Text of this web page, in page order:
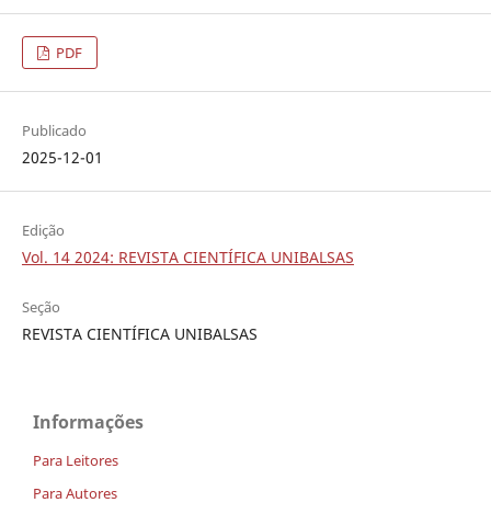
PDF
Publicado
2025-12-01
Edição
Vol. 14 2024: REVISTA CIENTÍFICA UNIBALSAS
Seção
REVISTA CIENTÍFICA UNIBALSAS
Informações
Para Leitores
Para Autores